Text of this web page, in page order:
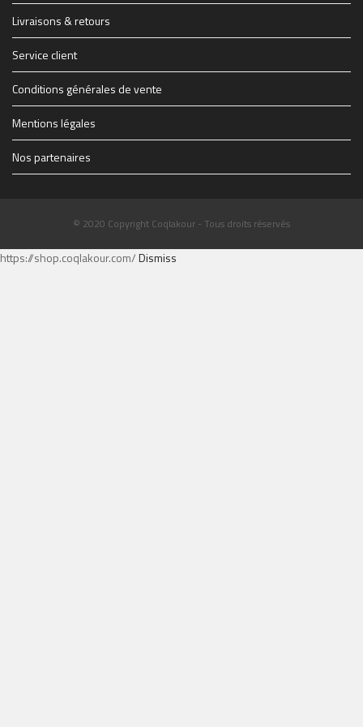
THE-FINAL-Flyer-recto-WEB.jpg
1914347_1228083069627_1579928_n.jpg
Livraisons & retours
Service client
Conditions générales de vente
Mentions légales
Nos partenaires
© 2020 Copyright Coqlakour - Tous droits réservés
https://shop.coqlakour.com/Dismiss